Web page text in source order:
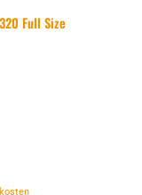
Full Size